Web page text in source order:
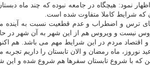
نمود: هیچگاه در جامعه نبوده که چند ماه
شرایط کاملا متفاوت شده است.
ترس و اضطراب و عدم قطعیت نسبت به آینده
نیست و ویروس هم از این شهر به آن شهر
اقتصاد مردم در این شرایط مهم می باشد. هم
نوروز، ماه رمضان و الان تابستان را داریم
که با شروع تابستان سفرها هم شروع شده و این